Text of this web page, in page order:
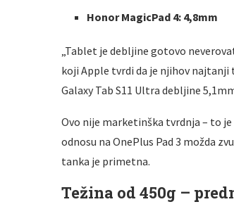
Honor MagicPad 4: 4,8mm
„Tablet je debljine gotovo
koji Apple tvrdi da je njihov
Galaxy Tab S11 Ultra debljine
Ovo nije marketinška tvrdnja – to
odnosu na OnePlus Pad 3 možda
tanka je primetna.
Težina od 450g –